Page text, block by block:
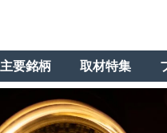
主要銘柄 取材特集